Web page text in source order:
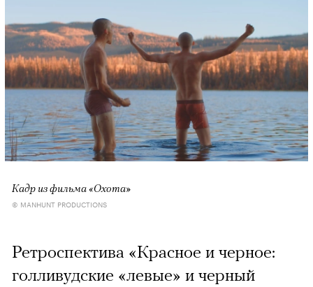
Кадр из фильма «Охота»
© MANHUNT PRODUCTIONS
Ретроспектива «Красное и черное:
голливудские «левые» и черный